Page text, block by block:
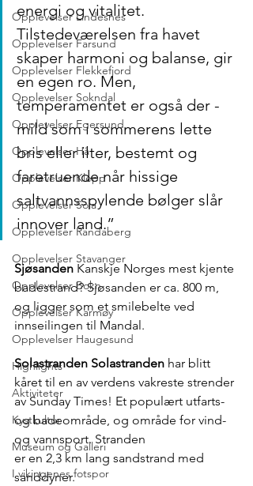
Opplevelser Lindesnes
Opplevelser Farsund
Opplevelser Flekkefjord
Opplevelser Sokndal
Opplevelser Egersund
Opplevelser Hå
Opplevelser Klepp
Opplevelser Sola
Opplevelser Randaberg
Opplevelser Stavanger
Opplevelser Bokn
Opplevelser Karmøy
Opplevelser Haugesund
Highlights
Aktiviteter
Kystkultur
Museum og Galleri
I vikingenes fotspor
energi og vitalitet.
Tilstedeværelsen fra havet
skaper harmoni og balanse, gir
en egen ro. Men,
temperamentet er også der -
mild som i sommerens lette
bris eller ilter, bestemt og
faretruende når hissige
saltvannsspylende bølger slår
innover land.”
Sjøsanden Kanskje Norges mest kjente
badestrand? Sjøsanden er ca. 800 m,
og ligger som et smilebelte ved
innseilingen til Mandal.
Solastranden Solastranden har blitt
kåret til en av verdens vakreste strender
av Sunday Times! Et populært utfarts-
og badeområde, og område for vind-
og vannsport. Stranden
er en 2,3 km lang sandstrand med
sanddyner.